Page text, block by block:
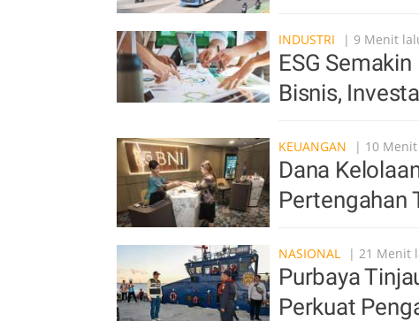
INDUSTRI | 9 Menit
ESG
Bisnis,
KEUANGAN | 10
Dana
Pertengahan
NASIONAL | 21 Menit
Purbaya
Perkuat